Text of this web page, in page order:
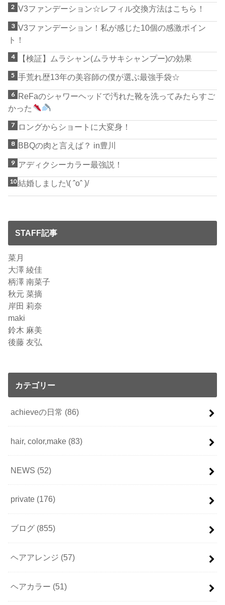
V3ファンデーション☆レフィル交換方法はこちら！
V3ファンデーション！私が感じた10個の感激ポイン
ト！
【検証】ムラシャン(ムラサキシャンプー)の効果
手荒れ歴13年の美容師の僕が選ぶ最強手袋☆
ReFaのシャワーヘッドで汚れた靴を洗ってみたらすご
かった
ロングからショートに大変身！
BBQの肉と言えば？ in豊川
アディクシーカラー最強説！
結婚しました\( ˆoˆ )/
STAFF記事
菜月
大澤 綾佳
柄澤 南菜子
秋元 菜摘
岸田 莉奈
maki
鈴木 麻美
後藤 友弘
カテゴリー
achieveの日常 (86)
hair, color,make (83)
NEWS (52)
private (176)
ブログ (855)
ヘアアレンジ (57)
ヘアカラー (51)